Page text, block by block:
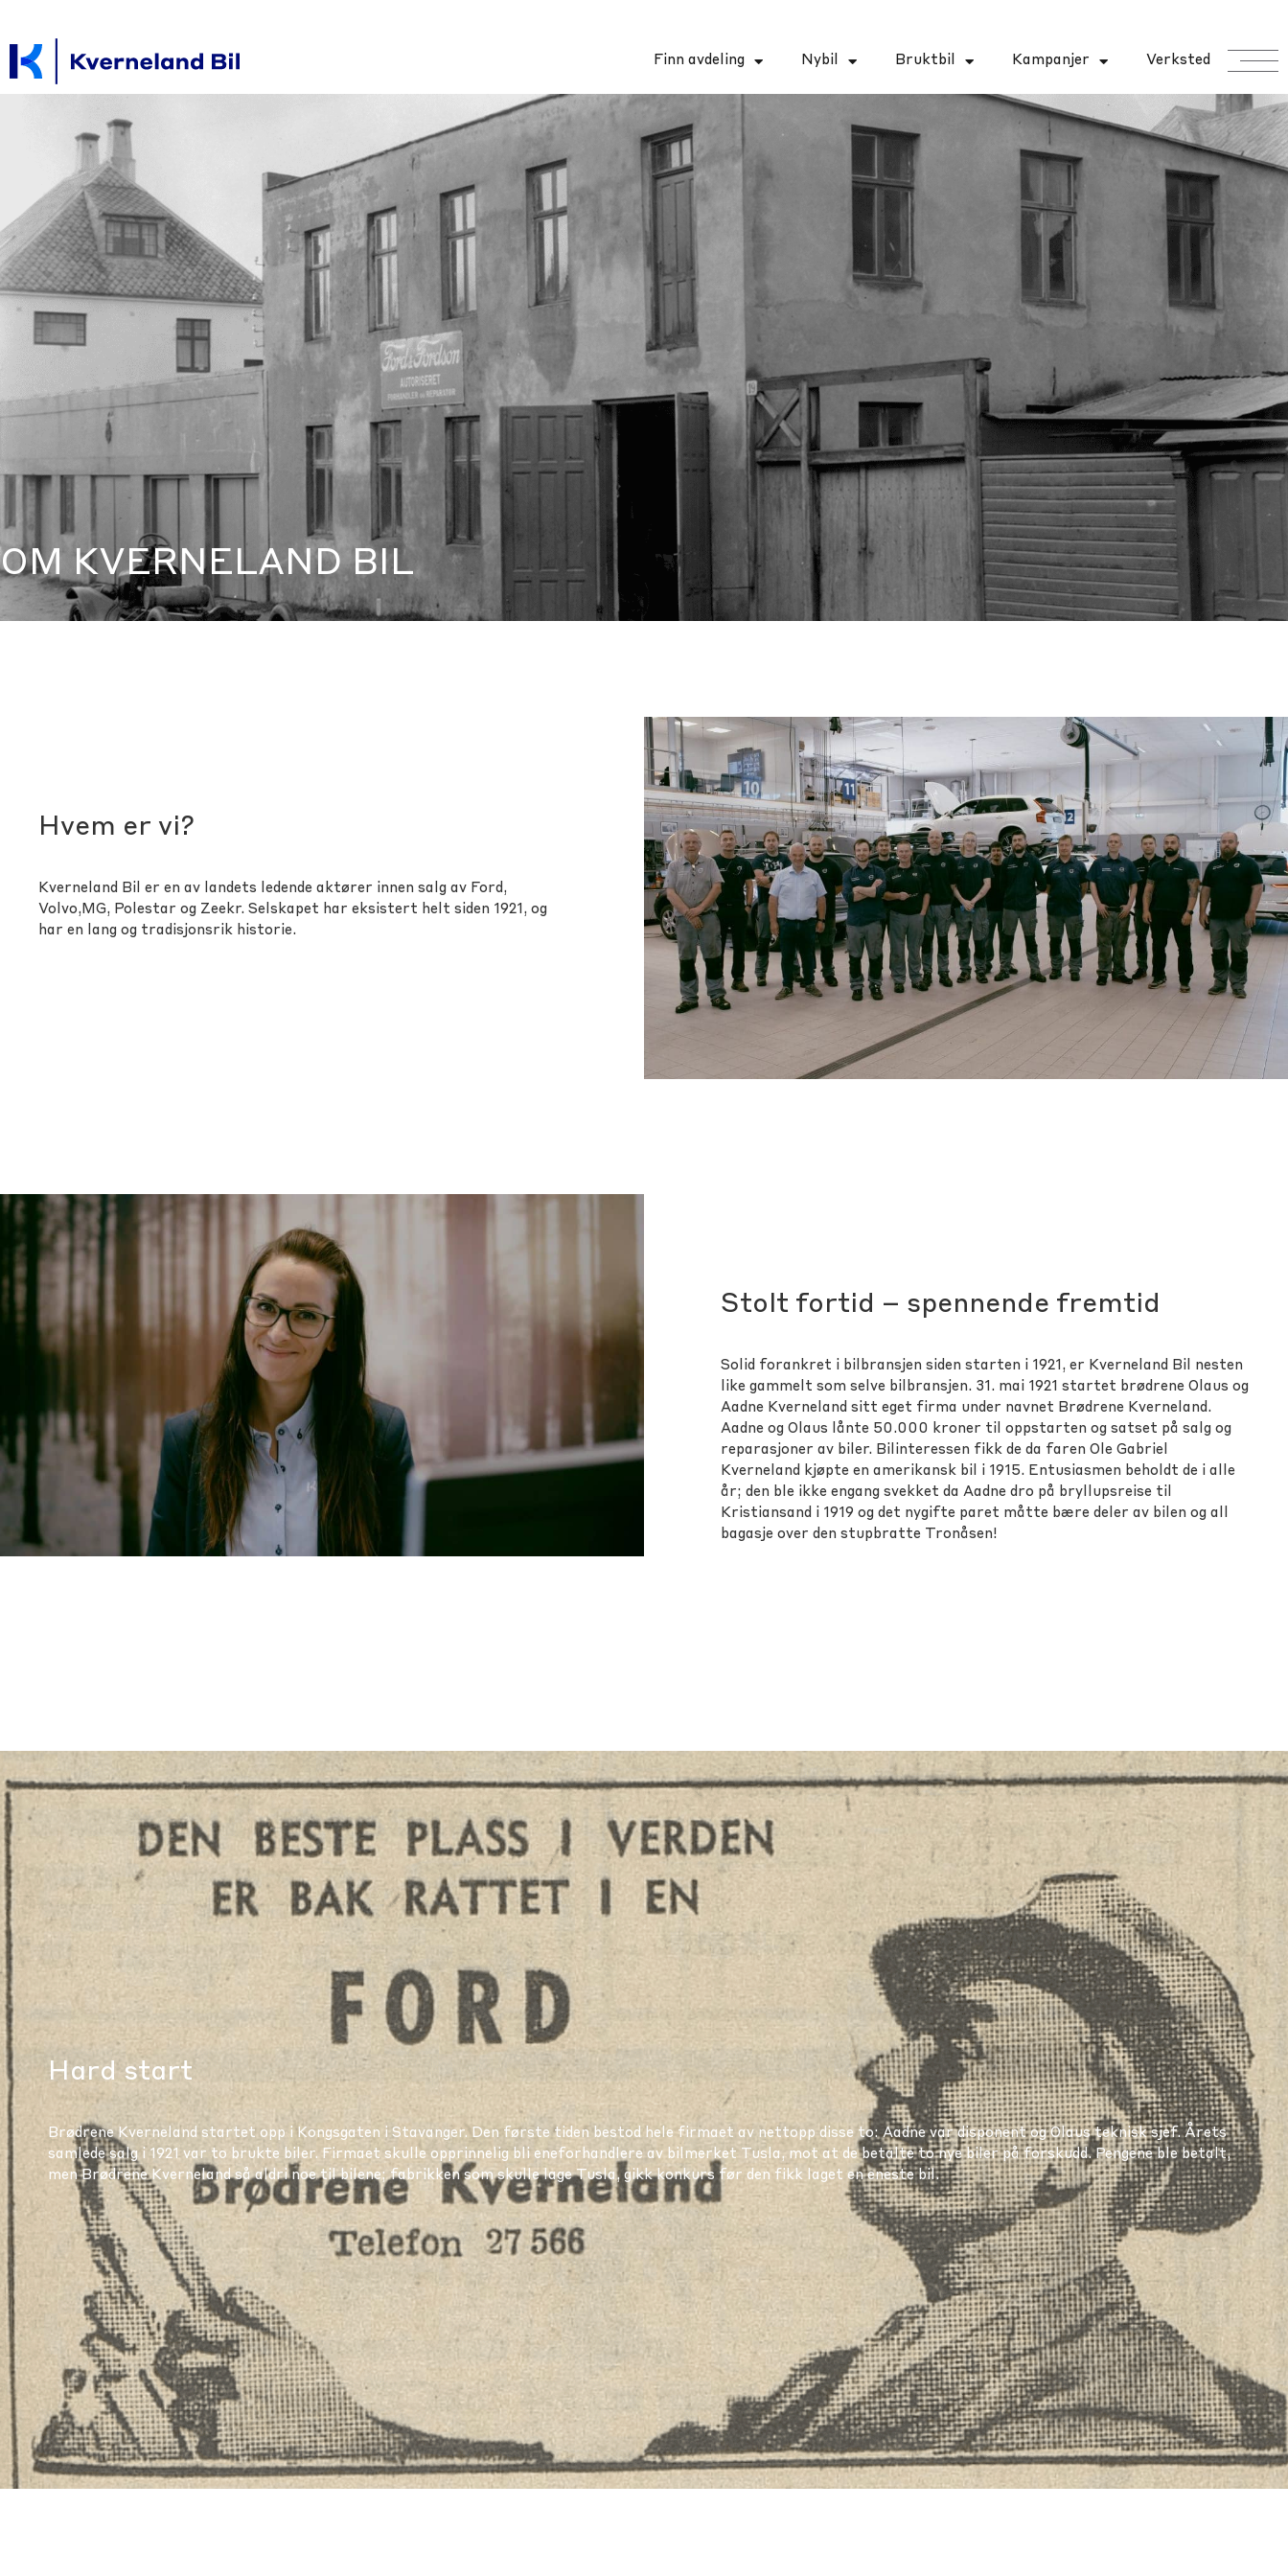
Finn avdeling Nybil Bruktbil Kampanjer Verksted
OM KVERNELAND BIL
Hvem er vi?
Kverneland Bil er en av landets ledende aktører innen salg av Ford,
Volvo,MG, Polestar og Zeekr. Selskapet har eksistert helt siden 1921, og
har en lang og tradisjonsrik historie.
Stolt fortid – spennende fremtid
Solid forankret i bilbransjen siden starten i 1921, er Kverneland Bil nesten
like gammelt som selve bilbransjen. 31. mai 1921 startet brødrene Olaus og
Aadne Kverneland sitt eget firma under navnet Brødrene Kverneland.
Aadne og Olaus lånte 50.000 kroner til oppstarten og satset på salg og
reparasjoner av biler. Bilinteressen fikk de da faren Ole Gabriel
Kverneland kjøpte en amerikansk bil i 1915. Entusiasmen beholdt de i alle
år; den ble ikke engang svekket da Aadne dro på bryllupsreise til
Kristiansand i 1919 og det nygifte paret måtte bære deler av bilen og all
bagasje over den stupbratte Tronåsen!
Hard start
Brødrene Kverneland startet opp i Kongsgaten i Stavanger. Den første tiden bestod hele firmaet av nettopp disse to: Aadne var disponent og Olaus teknisk sjef. Årets
samlede salg i 1921 var to brukte biler. Firmaet skulle opprinnelig bli eneforhandlere av bilmerket Tusla, mot at de betalte to nye biler på forskudd. Pengene ble betalt,
men Brødrene Kverneland så aldri noe til bilene; fabrikken som skulle lage Tusla, gikk konkurs før den fikk laget en eneste bil.